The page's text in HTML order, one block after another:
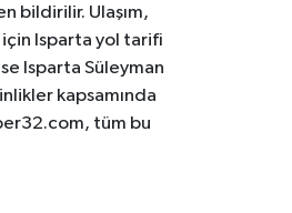
bildirilir. Ulaşım,
için Isparta yol tarifi
Isparta Süleyman
kapsamında
tüm bu